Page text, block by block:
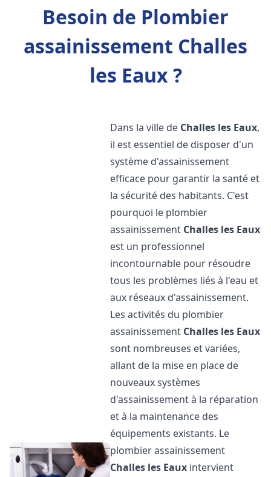
Besoin de Plombier
assainissement Challes
les Eaux ?
Dans la ville de Challes les Eaux,
il est essentiel de disposer d'un
système d'assainissement
efficace pour garantir la santé et
la sécurité des habitants. C'est
pourquoi le plombier
assainissement Challes les Eaux
est un professionnel
incontournable pour résoudre
tous les problèmes liés à l'eau et
aux réseaux d'assainissement.
Les activités du plombier
assainissement Challes les Eaux
sont nombreuses et variées,
allant de la mise en place de
nouveaux systèmes
d'assainissement à la réparation
et à la maintenance des
équipements existants. Le
plombier assainissement
Challes les Eaux intervient